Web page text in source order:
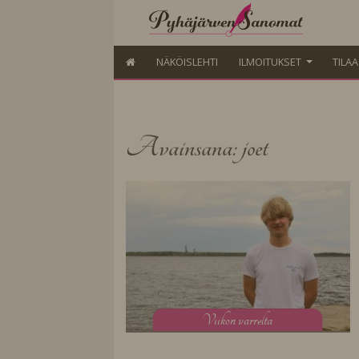
NÄKÖISLEHTI ILMOITUKSET
Avainsana: joet
Viikon varrelta